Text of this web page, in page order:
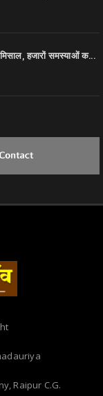
हजारों समस्याओं क...
Raipur C.G.